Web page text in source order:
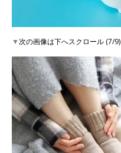
▼次の画像は下へスクロール (7/9)